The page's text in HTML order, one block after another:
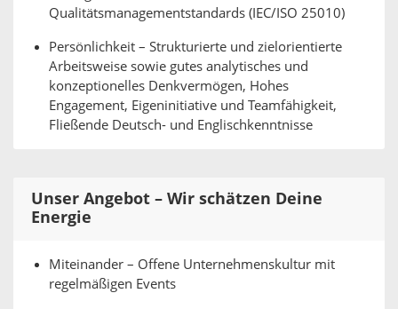
Qualitätsmanagementstandards (IEC/ISO 25010)
Persönlichkeit – Strukturierte und zielorientierte
Arbeitsweise sowie gutes analytisches und
konzeptionelles Denkvermögen, Hohes
Engagement, Eigeninitiative und Teamfähigkeit,
Fließende Deutsch- und Englischkenntnisse
Unser Angebot – Wir schätzen Deine
Energie
Miteinander – Offene Unternehmenskultur mit
regelmäßigen Events